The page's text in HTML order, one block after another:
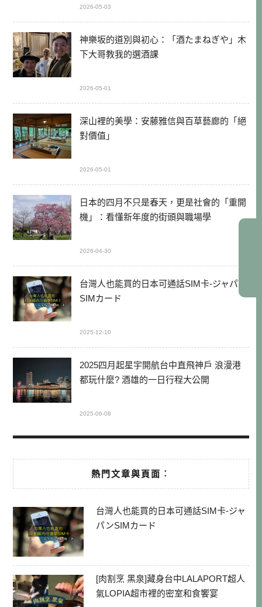
2026-05-03
神樂坂的道別與初心：「酒たまねぎや」木
下大哥教我的選酒課
2026-05-01
深山裡的美學：安藤雅信與百草藝廊的「絕
對價值」
2026-05-01
日本的四月不只是春天，更是社會的「重開
機」：看懂新年度的街頭與職場學
2026-04-30
台灣人也能買的日本可通話SIM卡-ジャパン
SIMカード
2025-12-10
2025四月起星宇開航台中直飛神戶 浪漫港
都玩什麼? 酒雄的一日行程大公開
2025-06-08
熱門文章與頁面︰
台灣人也能買的日本可通話SIM卡-ジャ
パンSIMカード
[肉割烹 黑泉]藏身台中LALAPORT超人
氣LOPIA超市裡的密室和食饗宴